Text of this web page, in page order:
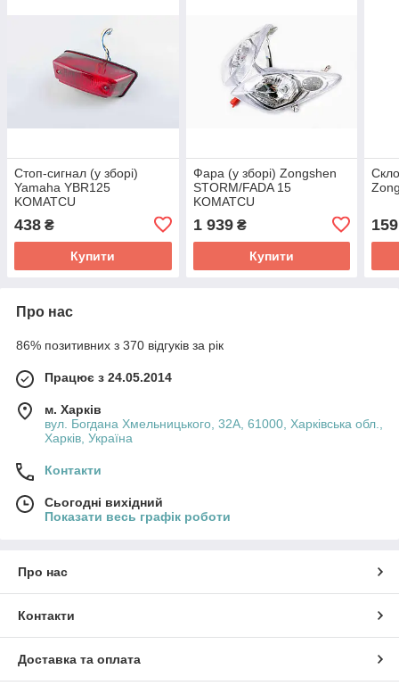
Стоп-сигнал (у зборі)
Yamaha YBR125
KOMATCU
438 ₴
Купити
Фара (у зборі) Zongshen
STORM/FADA 15
KOMATCU
1 939₴
Купити
159
Про нас
86% позитивних з 370 відгуків за рік
Працює з 24.05.2014
м. Харків
вул. Богдана Хмельницького, 32А, 61000, Харківська обл.,
Харків, Україна
Контакти
Сьогодні вихідний
Показати весь графік роботи
Про нас
Контакти
Доставка та оплата